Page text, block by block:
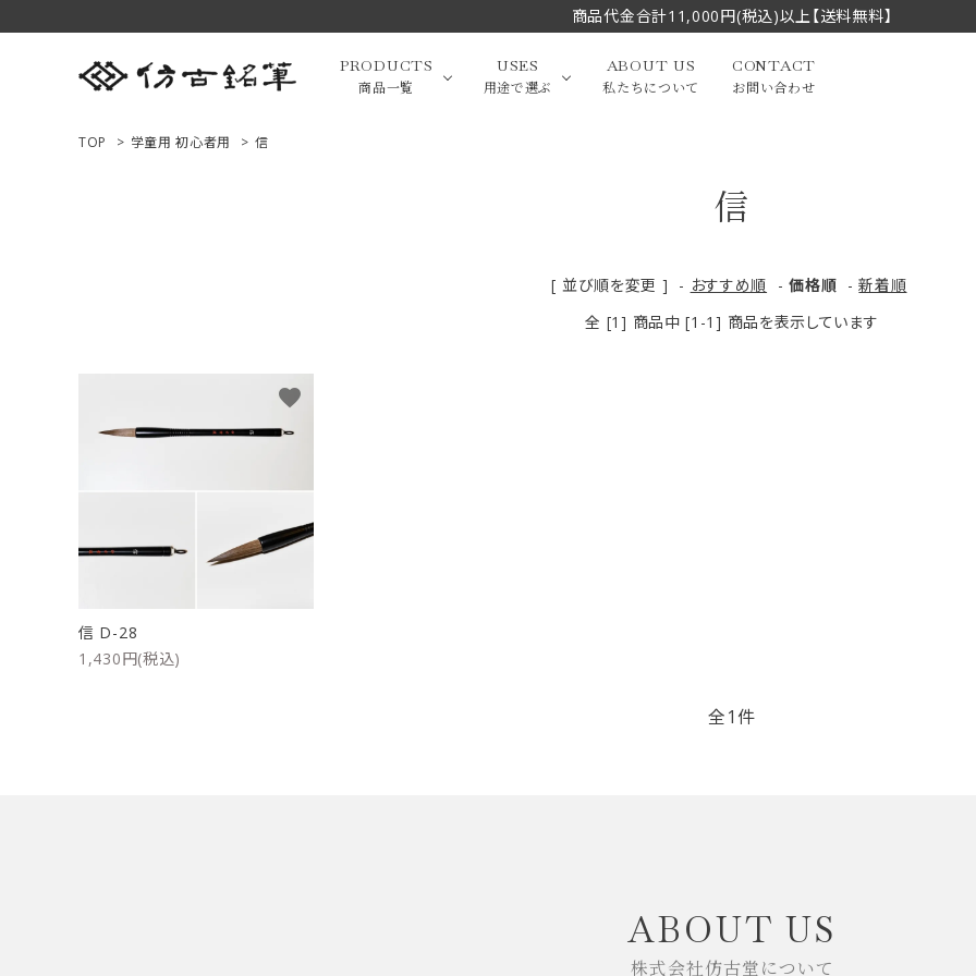
商品代金合計11,000円(税込)以上【送料無料】
PRODUCTS
商品一覧
大中筆（半切・条幅以
小筆
限定品・セット品
USES
用途で選ぶ
写経・御朱印 画筆・絵てがみ
贈り物（限定セット） 洗浄剤・その他
ABOUT US
私たちについて
CONTACT
お問い合わせ
用途で選ぶ
特定商取引法について
TOP > 学童用 初心者用 > 信
信
[ 並び順を変更 ] - おすすめ順 -価格順 -新着順
全 [1] 商品中 [1-1] 商品を表示しています
信 D-28
1,430円(税込)
favorite
全1件
ABOUT US
株式会社仿古堂について